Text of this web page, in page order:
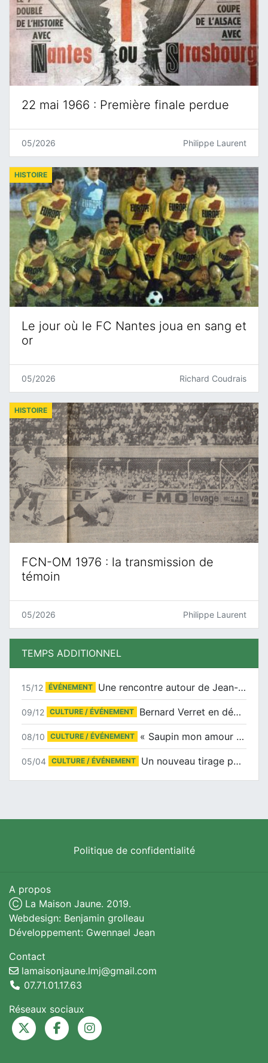
22 mai 1966 : Première finale perdue
05/2026 Philippe Laurent
Le jour où le FC Nantes joua en sang et
or
HISTOIRE
05/2026 Richard Coudrais
FCN-OM 1976 : la transmission de
témoin
HISTOIRE
05/2026 Philippe Laurent
TEMPS ADDITIONNEL
15/12 ÉVÉNEMENT Une rencontre autour de Jean-Claude Suaudeau
09/12 CULTURE / ÉVÉNEMENT Bernard Verret en dédicaces le samedi 13 décembre à l’Espace Culturel Atlantis
08/10 CULTURE / ÉVÉNEMENT « Saupin mon amour » au salon du livre de Trentemoult
05/04 CULTURE / ÉVÉNEMENT Un nouveau tirage pour le Docu-BD
Politique de confidentialité
A propos
Ⓒ La Maison Jaune. 2019.
Webdesign: Benjamin grolleau
Développement: Gwennael Jean
Contact
lamaisonjaune.lmj@gmail.com
07.71.01.17.63
Réseaux sociaux